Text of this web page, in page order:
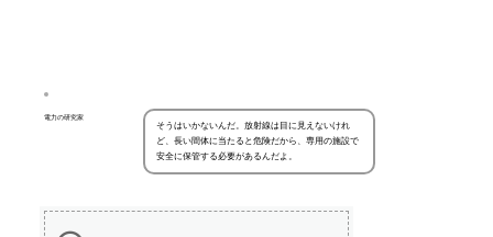
電力の研究家
そうはいかないんだ。放射線は目に見えないけれ
ど、長い間体に当たると危険だから、専用の施設で
安全に保管する必要があるんだよ。